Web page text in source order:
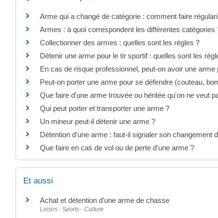
Arme qui a changé de catégorie : comment faire
Armes : à quoi correspondent les différentes catégories
Collectionner des armes : quelles sont les règles ?
Détenir une arme pour le tir sportif : quelles sont les
En cas de risque professionnel, peut-on avoir une arme
Peut-on porter une arme pour se défendre (couteau,
Que faire d'une arme trouvée ou héritée qu'on ne veut
Qui peut porter et transporter une arme ?
Un mineur peut-il détenir une arme ?
Détention d'une arme : faut-il signaler son changement
Que faire en cas de vol ou de perte d'une arme ?
Et aussi
Achat et détention d'une arme de chasse
Loisirs - Sports - Culture